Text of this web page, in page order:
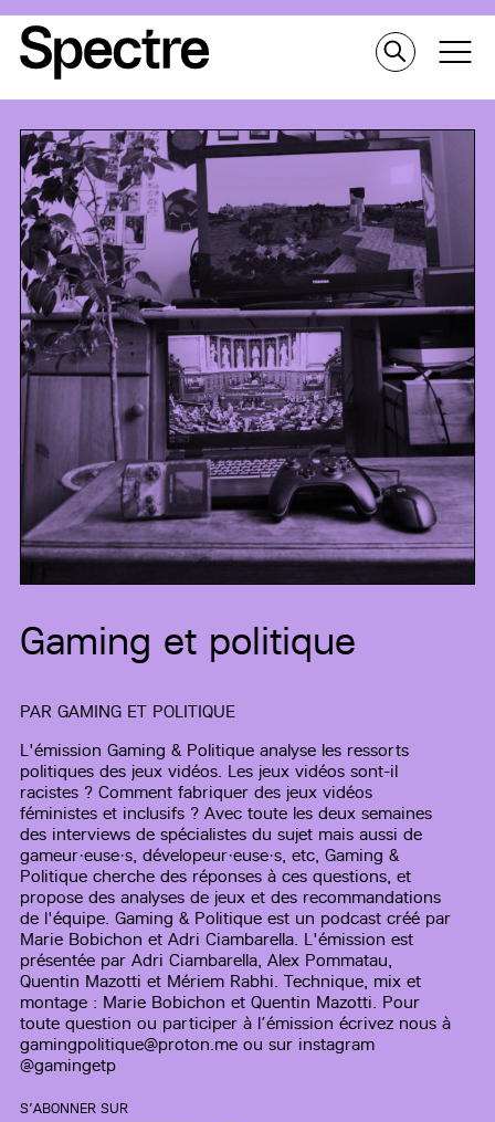
Gaming et politique
PARGAMING ET POLITIQUE
L'émission Gaming & Politique analyse les ressorts
politiques des jeux vidéos. Les jeux vidéos sont-il
racistes ? Comment fabriquer des jeux vidéos
féministes et inclusifs ? Avec toute les deux semaines
des interviews de spécialistes du sujet mais aussi de
gameur·euse·s, dévelopeur·euse·s, etc, Gaming &
Politique cherche des réponses à ces questions, et
propose des analyses de jeux et des recommandations
de l'équipe. Gaming & Politique est un podcast créé par
Marie Bobichon et Adri Ciambarella. L'émission est
présentée par Adri Ciambarella, Alex Pommatau,
Quentin Mazotti et Mériem Rabhi. Technique, mix et
montage : Marie Bobichon et Quentin Mazotti. Pour
toute question ou participer à l’émission écrivez nous à
gamingpolitique@proton.me ou sur instagram
@gamingetp
S’ABONNER SUR